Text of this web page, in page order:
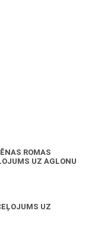
ROMAS
UZ AGLONU
UZ